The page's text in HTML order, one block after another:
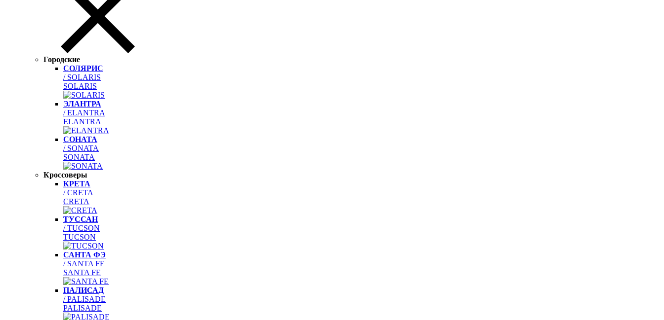
Городские
СОЛЯРИС
/ SOLARIS
SOLARIS
ЭЛАНТРА
/ ELANTRA
ELANTRA
СОНАТА
/ SONATA
SONATA
Кроссоверы
КРЕТА
/ CRETA
CRETA
ТУССАН
/ TUCSON
TUCSON
САНТА ФЭ
/ SANTA FE
SANTA FE
ПАЛИСАД
/ PALISADE
PALISADE